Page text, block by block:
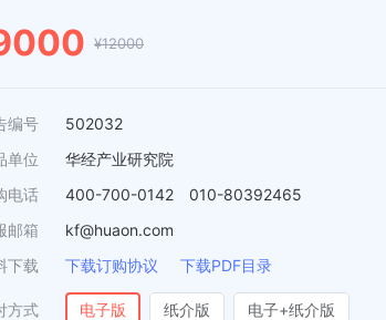
¥12000
编号
502032
单位
华经产业研究院
电话
400-700-0142 010-80392465
邮箱
kf@huaon.com
下载
下载订购协议 下载PDF目录
方式 电子版 纸介版 电子+纸介版